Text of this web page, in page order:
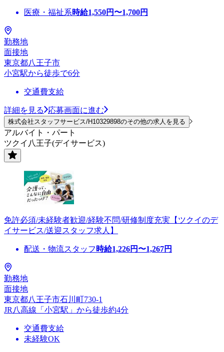
医療・福祉系時給1,550円〜1,700円
勤務地
面接地
東京都八王子市
小宮駅から徒歩で6分
交通費支給
詳細を見る 応募画面に進む
株式会社スタッフサービス/H10329898のその他の求人を見る
アルバイト・パート
ツクイ八王子(デイサービス)
免許必須/未経験者歓迎/経験不問/研修制度充実【ツクイのデ
イサービス/送迎スタッフ求人】
配送・物流スタッフ 時給1,226円〜1,267円
勤務地
面接地
東京都八王子市石川町730-1
JR八高線「小宮駅」から徒歩約4分
交通費支給
未経験OK